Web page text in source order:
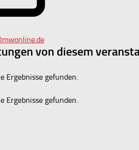
von diesem
Ergebnisse gefunden.
Ergebnisse gefunden.